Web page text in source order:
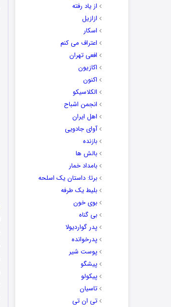
از یاد رفته
ازازیل
اسکار
اعتراف می کنم
افعی تهران
اکازیون
اکنون
الکلاسیکو
انجمن اشباح
اهل ایران
آوای جادویی
بازنده
بالش ها
بامداد خمار
برتا: داستان یک اسلحه
بلیط یک‌‌ طرفه
بوی خون
بی گناه
پدر گواردیولا
پدرخوانده
پوست شیر
پیشگو
پیکولو
تاسیان
تی ان تی